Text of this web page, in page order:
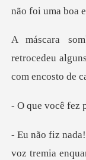
retrocedeu
ez
z tremia